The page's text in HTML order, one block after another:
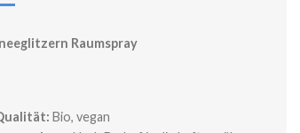
Raumspray
Bio, vegan